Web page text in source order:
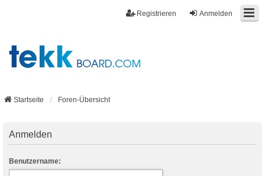
Anmelden
Registrieren
Startseite Foren-Übersicht
Anmelden
Benutzername: